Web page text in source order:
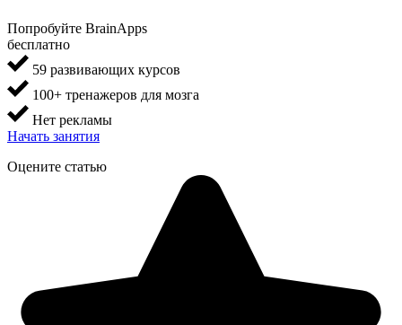
Попробуйте BrainApps
бесплатно
59 развивающих курсов
100+ тренажеров для мозга
Нет рекламы
Начать занятия
Оцените статью